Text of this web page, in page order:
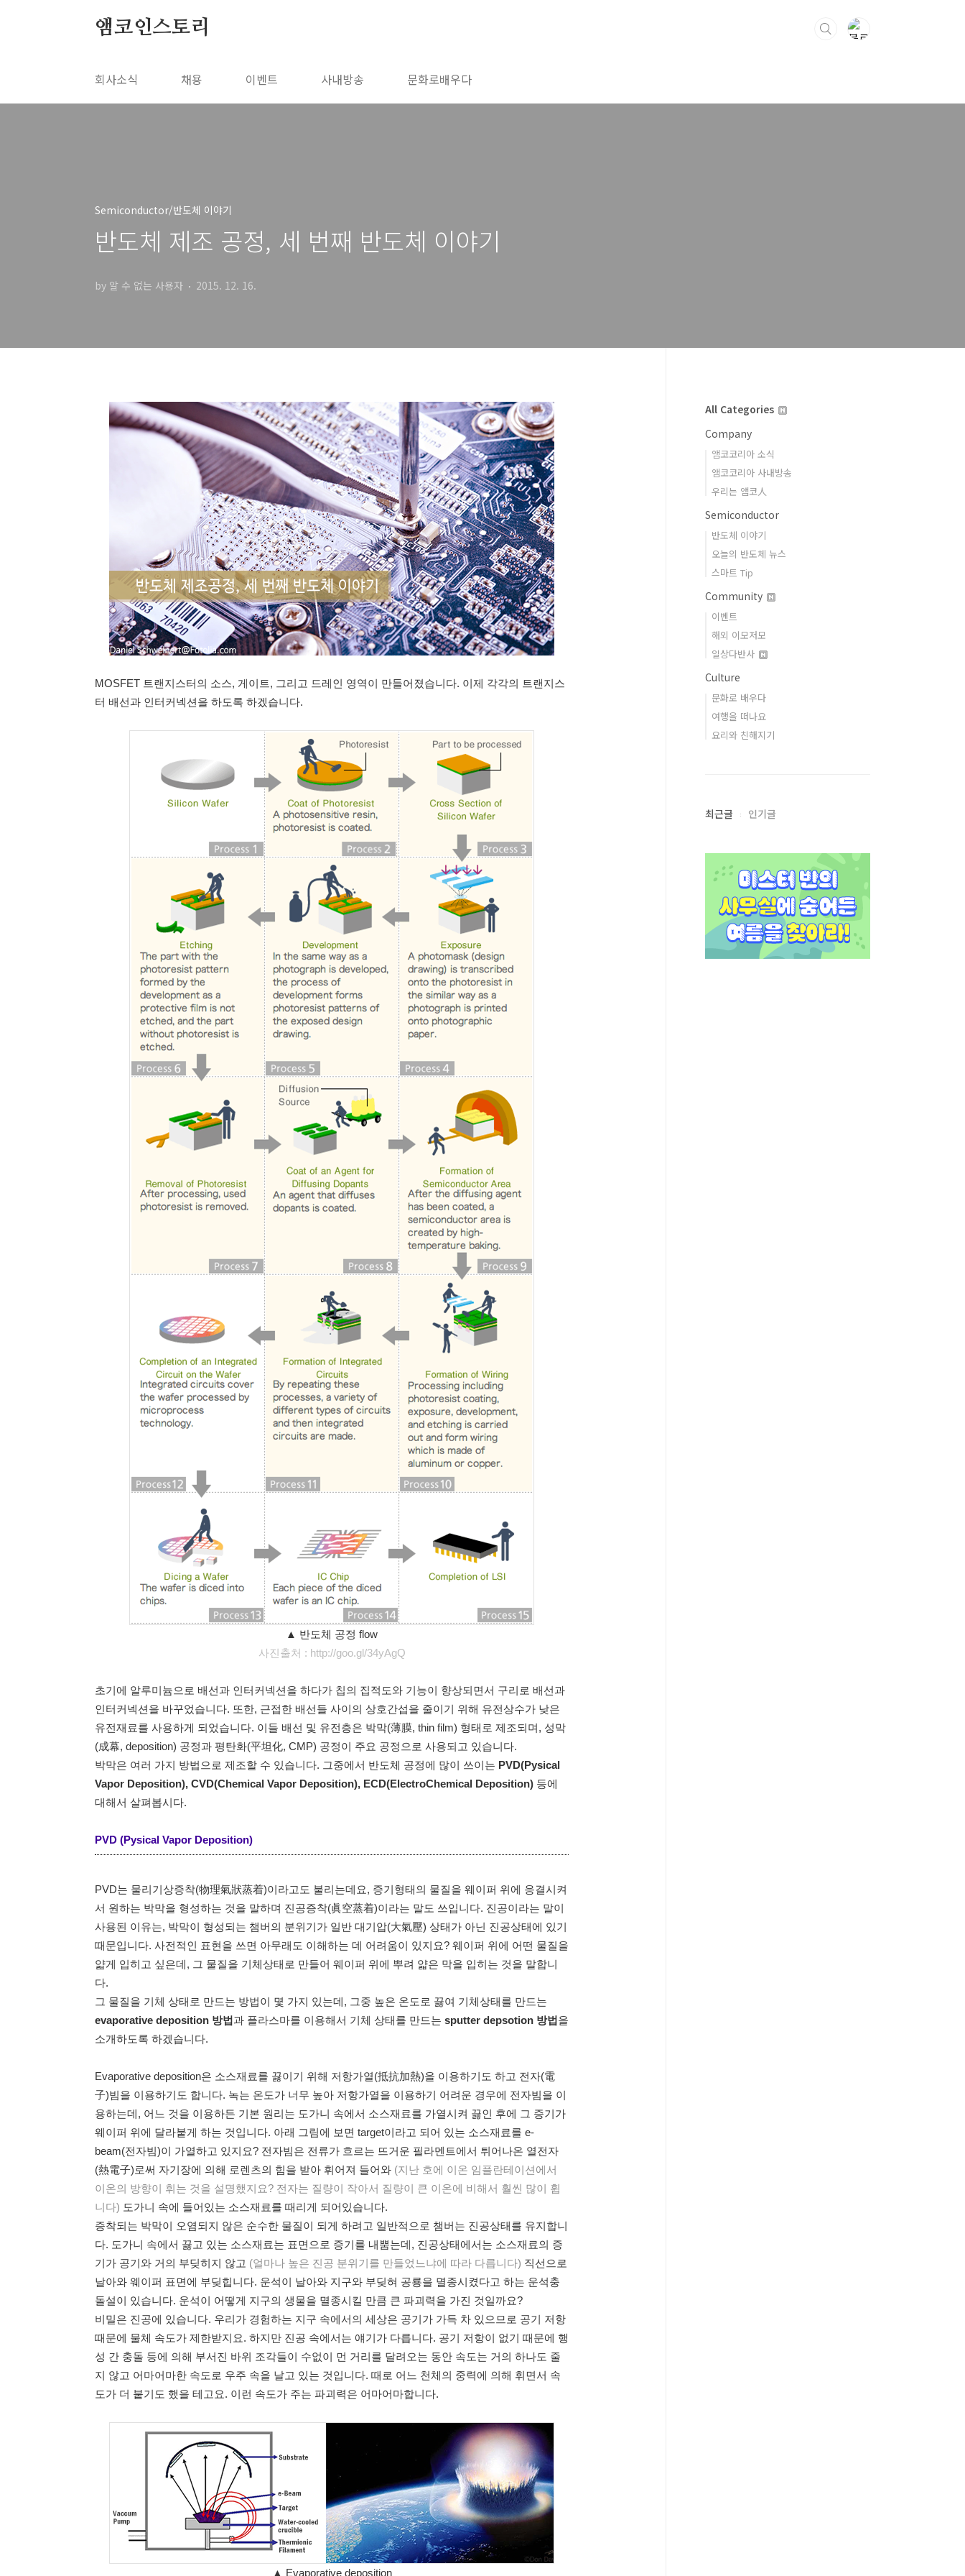
앰코인스토리
회사소식 채용 이벤트 사내방송 문화로배우다
Semiconductor/반도체 이야기
반도체 제조 공정, 세 번째 반도체 이야기
by 알 수 없는 사용자 2015. 12. 16.
MOSFET 트랜지스터의 소스, 게이트, 그리고 드레인 영역이 만들어졌습니다. 이제 각각의 트랜지스
터 배선과 인터커넥션을 하도록 하겠습니다.
▲ 반도체 공정 flow
사진출처 : http://goo.gl/34yAgQ
초기에 알루미늄으로 배선과 인터커넥션을 하다가 칩의 집적도와 기능이 향상되면서 구리로 배선과
인터커넥션을 바꾸었습니다. 또한, 근접한 배선들 사이의 상호간섭을 줄이기 위해 유전상수가 낮은
유전재료를 사용하게 되었습니다. 이들 배선 및 유전층은 박막(薄膜, thin film) 형태로 제조되며, 성막
(成幕, deposition) 공정과 평탄화(平坦化, CMP) 공정이 주요 공정으로 사용되고 있습니다.
박막은 여러 가지 방법으로 제조할 수 있습니다. 그중에서 반도체 공정에 많이 쓰이는 PVD(Pysical
Vapor Deposition), CVD(Chemical Vapor Deposition), ECD(ElectroChemical Deposition) 등에
대해서 살펴봅시다.
PVD (Pysical Vapor Deposition)
PVD는 물리기상증착(物理氣狀蒸着)이라고도 불리는데요, 증기형태의 물질을 웨이퍼 위에 응결시켜
서 원하는 박막을 형성하는 것을 말하며 진공증착(眞空蒸着)이라는 말도 쓰입니다. 진공이라는 말이
사용된 이유는, 박막이 형성되는 챔버의 분위기가 일반 대기압(大氣壓) 상태가 아닌 진공상태에 있기
때문입니다. 사전적인 표현을 쓰면 아무래도 이해하는 데 어려움이 있지요? 웨이퍼 위에 어떤 물질을
얇게 입히고 싶은데, 그 물질을 기체상태로 만들어 웨이퍼 위에 뿌려 얇은 막을 입히는 것을 말합니
다.
그 물질을 기체 상태로 만드는 방법이 몇 가지 있는데, 그중 높은 온도로 끓여 기체상태를 만드는
evaporative deposition 방법과 플라스마를 이용해서 기체 상태를 만드는 sputter depsotion 방법을
소개하도록 하겠습니다.
Evaporative deposition은 소스재료를 끓이기 위해 저항가열(抵抗加熱)을 이용하기도 하고 전자(電
子)빔을 이용하기도 합니다. 녹는 온도가 너무 높아 저항가열을 이용하기 어려운 경우에 전자빔을 이
용하는데, 어느 것을 이용하든 기본 원리는 도가니 속에서 소스재료를 가열시켜 끓인 후에 그 증기가
웨이퍼 위에 달라붙게 하는 것입니다. 아래 그림에 보면 target이라고 되어 있는 소스재료를 e-
beam(전자빔)이 가열하고 있지요? 전자빔은 전류가 흐르는 뜨거운 필라멘트에서 튀어나온 열전자
(熱電子)로써 자기장에 의해 로렌츠의 힘을 받아 휘어져 들어와 (지난 호에 이온 임플란테이션에서
이온의 방향이 휘는 것을 설명했지요? 전자는 질량이 작아서 질량이 큰 이온에 비해서 훨씬 많이 휩
니다) 도가니 속에 들어있는 소스재료를 때리게 되어있습니다.
증착되는 박막이 오염되지 않은 순수한 물질이 되게 하려고 일반적으로 챔버는 진공상태를 유지합니
다. 도가니 속에서 끓고 있는 소스재료는 표면으로 증기를 내뿜는데, 진공상태에서는 소스재료의 증
기가 공기와 거의 부딪히지 않고 (얼마나 높은 진공 분위기를 만들었느냐에 따라 다릅니다) 직선으로
날아와 웨이퍼 표면에 부딪힙니다. 운석이 날아와 지구와 부딪혀 공룡을 멸종시켰다고 하는 운석충
돌설이 있습니다. 운석이 어떻게 지구의 생물을 멸종시킬 만큼 큰 파괴력을 가진 것일까요?
비밀은 진공에 있습니다. 우리가 경험하는 지구 속에서의 세상은 공기가 가득 차 있으므로 공기 저항
때문에 물체 속도가 제한받지요. 하지만 진공 속에서는 얘기가 다릅니다. 공기 저항이 없기 때문에 행
성 간 충돌 등에 의해 부서진 바위 조각들이 수없이 먼 거리를 달려오는 동안 속도는 거의 하나도 줄
지 않고 어마어마한 속도로 우주 속을 날고 있는 것입니다. 때로 어느 천체의 중력에 의해 휘면서 속
도가 더 붙기도 했을 테고요. 이런 속도가 주는 파괴력은 어마어마합니다.
▲ Evaporative deposition
All Categories
Company
앰코코리아 소식
앰코코리아 사내방송
우리는 앰코人
Semiconductor
반도체 이야기
오늘의 반도체 뉴스
스마트 Tip
Community
이벤트
해외 이모저모
일상다반사
Culture
문화로 배우다
여행을 떠나요
요리와 친해지기
최근글 인기글